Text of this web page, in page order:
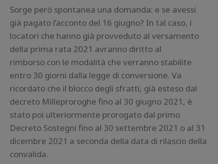
Sorge però spontanea una domanda: e se avessi
già pagato l’acconto del 16 giugno? In tal caso, i
locatori che hanno già provveduto al versamento
della prima rata 2021 avranno diritto al
rimborso con le modalità che verranno stabilite
entro 30 giorni dalla legge di conversione. Va
ricordato che il blocco degli sfratti, già esteso dal
decreto Milleproroghe fino al 30 giugno 2021, è
stato poi ulteriormente prorogato dal primo
Decreto Sostegni fino al 30 settembre 2021 o al 31
dicembre 2021 a seconda della data di rilascio della
convalida.